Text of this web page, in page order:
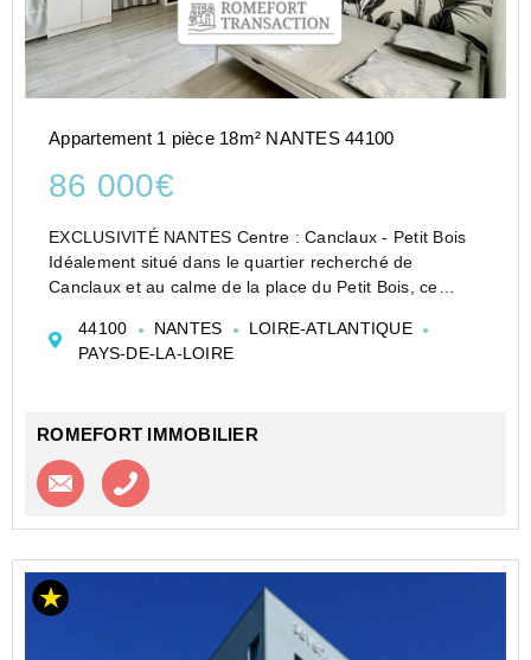
Appartement 1 pièce 18m² NANTES 44100
86 000€
EXCLUSIVITÉ NANTES Centre : Canclaux - Petit Bois
Idéalement situé dans le quartier recherché de
Canclaux et au calme de la place du Petit Bois, ce
immeuble ancien offre une pièce de vie avec
kitchenette...
44100 NANTES
LOIRE-ATLANTIQUE
PAYS-DE-LA-LOIRE
ROMEFORT IMMOBILIER
Contacter l'agence